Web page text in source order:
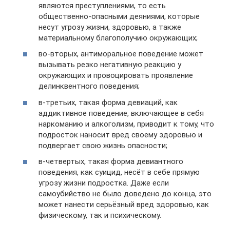
являются преступлениями, то есть
общественно-опасными деяниями, которые
несут угрозу жизни, здоровью, а также
материальному благополучию окружающих;
во-вторых, антиморальное поведение может
вызывать резко негативную реакцию у
окружающих и провоцировать проявление
делинквентного поведения;
в-третьих, такая форма девиаций, как
аддиктивное поведение, включающее в себя
наркоманию и алкоголизм, приводит к тому, что
подросток наносит вред своему здоровью и
подвергает свою жизнь опасности;
в-четвертых, такая форма девиантного
поведения, как суицид, несёт в себе прямую
угрозу жизни подростка. Даже если
самоубийство не было доведено до конца, это
может нанести серьёзный вред здоровью, как
физическому, так и психическому.